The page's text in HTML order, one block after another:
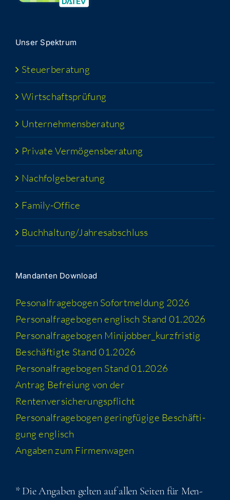
Unser Spek­trum
Steu­er­be­ra­tung
Wirt­schafts­prü­fung
Unter­neh­mens­be­ra­tung
Pri­va­te Vermögensberatung
Nach­fol­ge­be­ra­tung
Fami­­ly-Office
Buchhaltung/​​Jahresabschluss
Man­dan­ten Download
Peso­nal­fra­ge­bo­gen Sofort­mel­dung 2026
Per­so­nal­fra­ge­bo­gen eng­lisch Stand 01.2026
Per­so­nal­fra­ge­bo­gen Minijobber_​kurzfristig
Beschäf­tig­te Stand 01.2026
Per­so­nal­fra­ge­bo­gen Stand 01.2026
Antrag Befrei­ung von der
Rentenversicherungspflicht
Per­so­nal­fra­ge­bo­gen gering­fü­gi­ge Beschäf­ti­
gung englisch
Anga­ben zum Firmenwagen
* Die Anga­ben gel­ten auf allen Sei­ten für Men­